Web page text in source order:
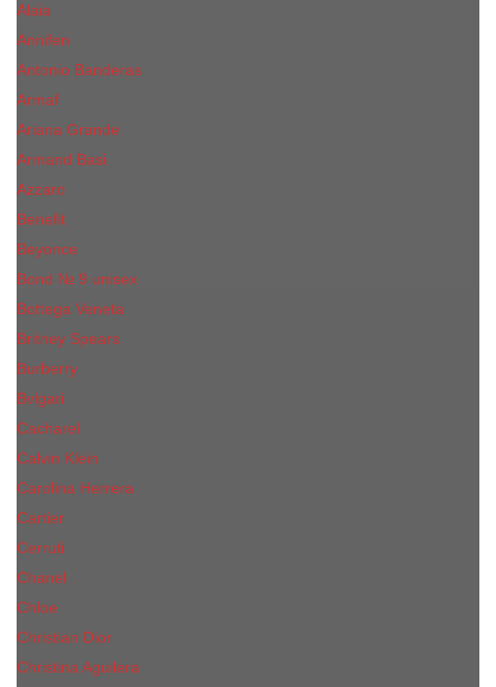
Alaia
Annifen
Antonio Banderas
Armaf
Ariana Grande
Armand Basi
Azzaro
Benefit
Beyonce
Bond № 9 unisex
Bottega Veneta
Britney Spears
Burberry
Bvlgari
Cacharel
Calvin Klein
Carolina Herrera
Cartier
Cerruti
Сhanеl
Chloe
Christian Dior
Christina Aguilera